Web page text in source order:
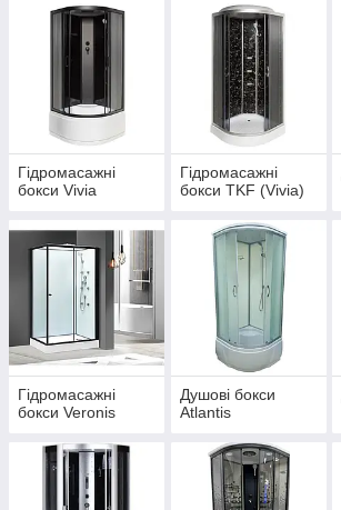
Гідромасажні
бокси Vivia
Гідромасажні
бокси TKF (Vivia)
Гідромасажні
бокси Veronis
Душові бокси
Atlantis